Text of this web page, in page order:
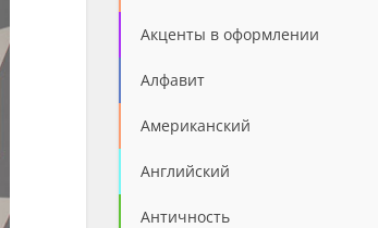
Акценты в оформлении
Алфавит
Американский
Английский
Античность